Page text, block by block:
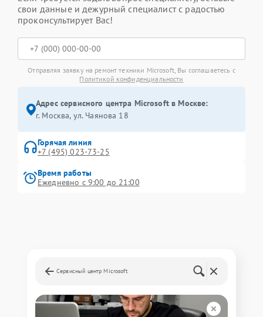
свои данные и дежурный специалист с радостью
проконсультирует Вас!
Отправляя заявку на ремонт техники Microsoft, Вы соглашаетесь с
Политикой конфиденциальности
Адрес сервисного центра Microsoft в Москве:
г. Москва, ул. Чаянова 18
Горячая линия
+7 (495) 023-73-25
Время работы
Ежедневно с 9:00 до 21:00
Сервисный центр Microsoft